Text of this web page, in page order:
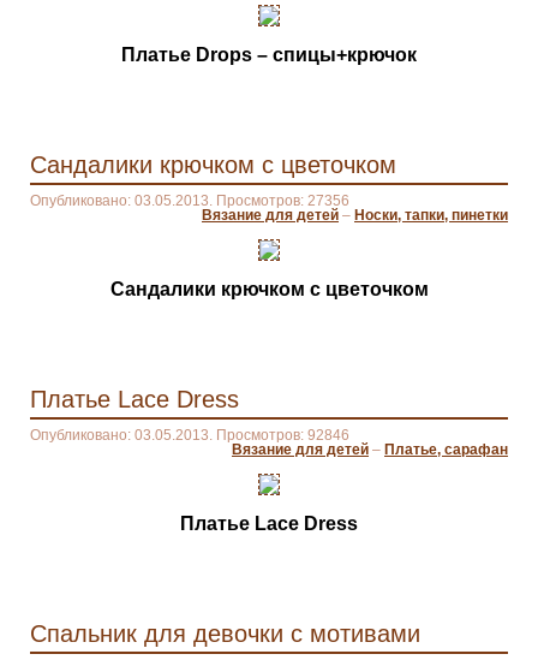
Платье Drops – спицы+крючок
Сандалики крючком с цветочком
Опубликовано: 03.05.2013. Просмотров: 27356
Вязание для детей – Носки, тапки, пинетки
Сандалики крючком с цветочком
Платье Lace Dress
Опубликовано: 03.05.2013. Просмотров: 92846
Вязание для детей – Платье, сарафан
Платье Lace Dress
Спальник для девочки с мотивами